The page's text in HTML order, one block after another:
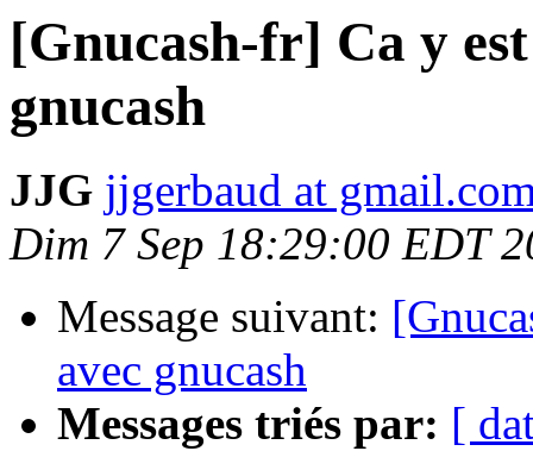
[Gnucash-fr] Ca y
gnucash
JJG jjgerbaud at
Dim 7 Sep 18:29:00 EDT
Message suivant:
avec gnucash
Messages triés par: [